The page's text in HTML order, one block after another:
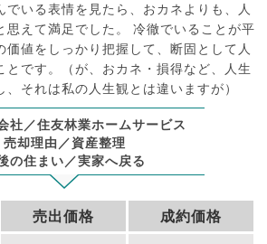
でいる表情を見たら、おカネよりも、人
思えて満足でした。 冷徹でいることが平
価値をしっかり把握して、断固として人
とです。（が、おカネ・損得など、人生
それは私の人生観とは違いますが）
社／住友林業ホームサービス
売却理由／資産整理
の住まい／実家へ戻る
売出価格 成約価格